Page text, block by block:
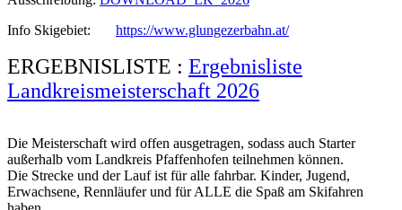
Info Skigebiet: https://www.glungezerbahn.at/
ERGEBNISLISTE : Ergebnisliste
Landkreismeisterschaft 2026
Die Meisterschaft wird offen ausgetragen, sodass auch Starter
außerhalb vom Landkreis Pfaffenhofen teilnehmen können.
Die Strecke und der Lauf ist für alle fahrbar. Kinder, Jugend,
Erwachsene, Rennläufer und für ALLE die Spaß am Skifahren